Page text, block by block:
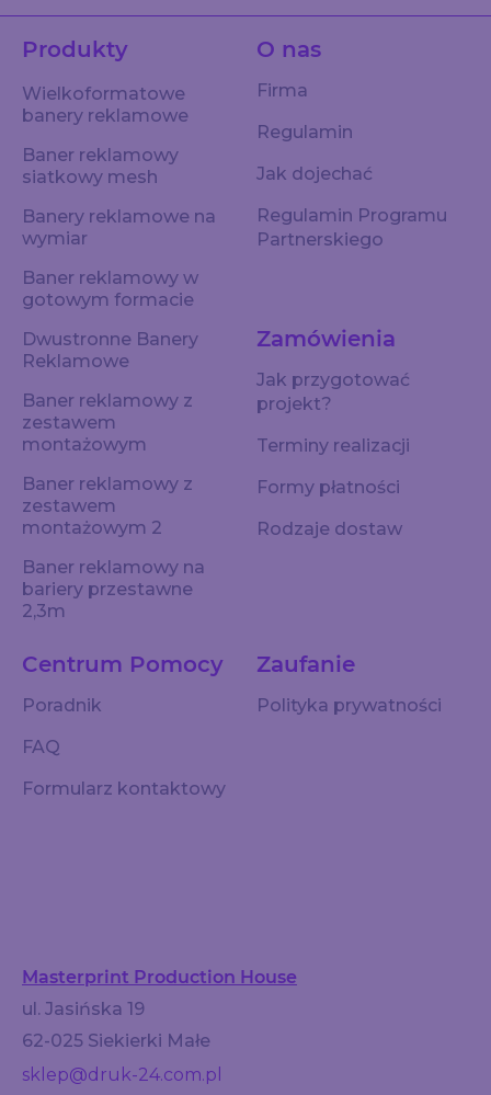
Produkty
Wielkoformatowe
banery reklamowe
Baner reklamowy
siatkowy mesh
Banery reklamowe na
wymiar
Baner reklamowy w
gotowym formacie
Dwustronne Banery
Reklamowe
Baner reklamowy z
zestawem
montażowym
Baner reklamowy z
zestawem
montażowym 2
Baner reklamowy na
bariery przestawne
2,3m
O nas
Firma
Regulamin
Jak dojechać
Regulamin Programu
Partnerskiego
Centrum Pomocy
Poradnik
FAQ
Formularz kontaktowy
Zaufanie
Polityka prywatności
Zamówienia
Jak przygotować
projekt?
Terminy realizacji
Formy płatności
Rodzaje dostaw
Masterprint Production House
ul. Jasińska 19
62-025 Siekierki Małe
sklep@druk-24.com.pl